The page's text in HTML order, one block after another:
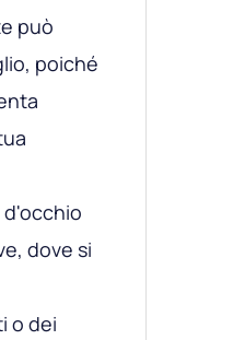
può
poiché
dove si
o dei